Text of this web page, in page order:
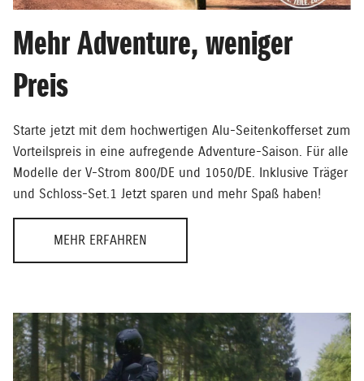
Mehr Adventure, weniger
Preis
Starte jetzt mit dem hochwertigen Alu-Seitenkofferset zum
Vorteilspreis in eine aufregende Adventure-Saison. Für alle
Modelle der V-Strom 800/DE und 1050/DE. Inklusive Träger
und Schloss-Set.1 Jetzt sparen und mehr Spaß haben!
MEHR ERFAHREN